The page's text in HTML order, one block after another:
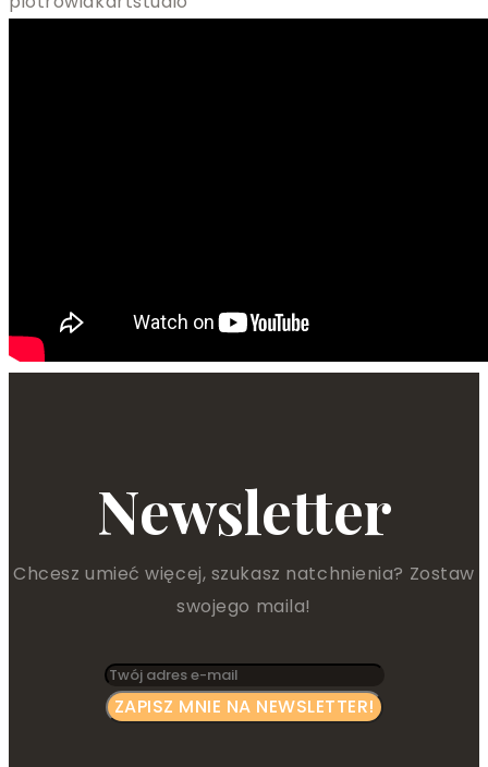
Newsletter
Chcesz umieć więcej, szukasz natchnienia? Zostaw
swojego maila!